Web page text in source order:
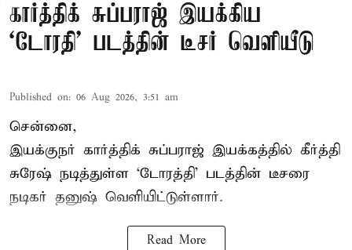
கார்த்திக் சுப்பராஜ் இயக்கிய
`டோரதி' படத்தின் டீசர் வெளியீடு
Published on: 06 Aug 2026, 3:51 am
சென்னை,
இயக்குநர் கார்த்திக் சுப்பராஜ் இயக்கத்தில் கீர்த்தி
சுரேஷ் நடித்துள்ள `டோரத்தி' படத்தின் டீசரை
நடிகர் தனுஷ் வெளியிட்டுள்ளார்.
Read More